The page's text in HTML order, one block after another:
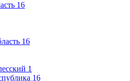
16
16
1
16